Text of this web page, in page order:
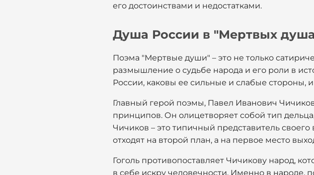
его достоинствами и недостатками.
Душа России в "Мертвых
Поэма "Мертвые души" – это не только
размышление о судьбе народа и его роли в
России, каковы ее сильные и слабые стороны,
Главный герой поэмы, Павел Иванович
принципов. Он олицетворяет собой тип
Чичиков – это типичный представитель
отходят на второй план, а на первое место
Гоголь противопоставляет Чичикову народ,
в себе искру человечности. Именно в народе,